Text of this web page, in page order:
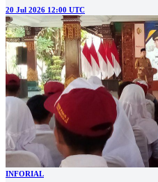
20 Jul 2026 12:00 UTC
INFORIAL